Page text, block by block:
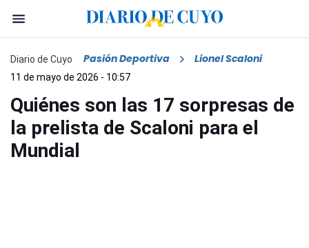
Diario de Cuyo Pasión Deportiva Lionel Scaloni
11 de mayo de 2026 - 10:57
Quiénes son las 17 sorpresas de
la prelista de Scaloni para el
Mundial